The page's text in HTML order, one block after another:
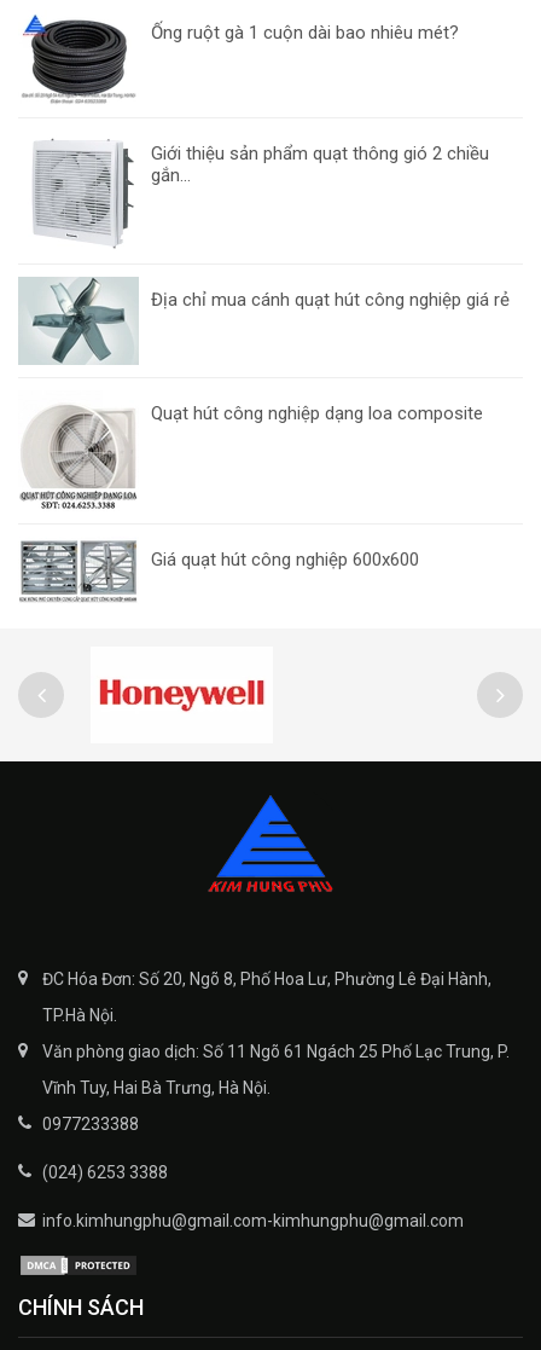
Ống ruột gà 1 cuộn dài bao nhiêu mét?
Giới thiệu sản phẩm quạt thông gió 2 chiều
gắn...
Địa chỉ mua cánh quạt hút công nghiệp giá rẻ
Quạt hút công nghiệp dạng loa composite
Giá quạt hút công nghiệp 600x600
ĐC Hóa Đơn: Số 20, Ngõ 8, Phố Hoa Lư, Phường Lê Đại Hành,
TP.Hà Nội.
Văn phòng giao dịch: Số 11 Ngõ 61 Ngách 25 Phố Lạc Trung, P.
Vĩnh Tuy, Hai Bà Trưng, Hà Nội.
0977233388
(024) 6253 3388
info.kimhungphu@gmail.com-kimhungphu@gmail.com
CHÍNH SÁCH